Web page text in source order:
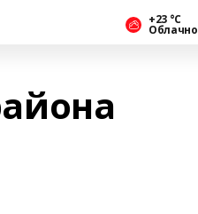
+23 °С
Облачно